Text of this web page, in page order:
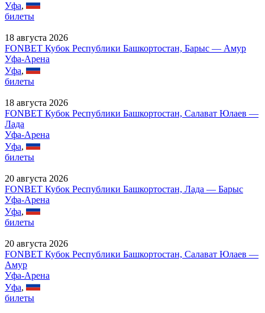
Уфа,
билеты
18 августа 2026
FONBET Кубок Республики Башкортостан, Барыс — Амур
Уфа-Арена
Уфа,
билеты
18 августа 2026
FONBET Кубок Республики Башкортостан, Салават Юлаев —
Лада
Уфа-Арена
Уфа,
билеты
20 августа 2026
FONBET Кубок Республики Башкортостан, Лада — Барыс
Уфа-Арена
Уфа,
билеты
20 августа 2026
FONBET Кубок Республики Башкортостан, Салават Юлаев —
Амур
Уфа-Арена
Уфа,
билеты